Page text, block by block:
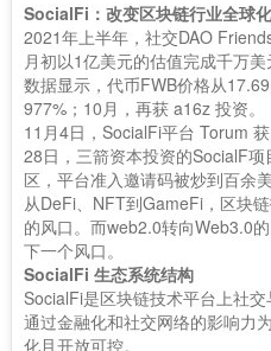
SocialFi：改变区块链行业全球
2021年上半年，社交DAO
月初以1亿美元的估值完成千万
数据显示，代币FWB价格从
977%；10月，再获 a16z 投资。
11月4日，SocialFi平台 Torum
28日，三箭资本投资的SocialF
区，平台准入邀请码被炒到百余美
从DeFi、NFT到GameFi，区块
的风口。而web2.0转向Web3.0
下一个风口。
SocialFi 生态系统结构
SocialFi是区块链技术平台上社
通过金融化和社交网络的影响力
化且开放可控。